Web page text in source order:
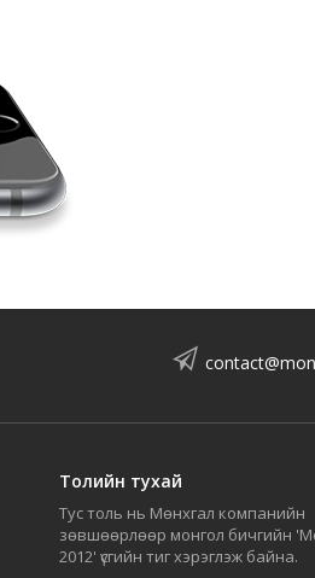
Толийн тухай
Тус толь нь Мөнхгал компанийн
зөвшөөрлөөр монгол бичгийн
2012' үсгийн тиг хэрэглэж байна.